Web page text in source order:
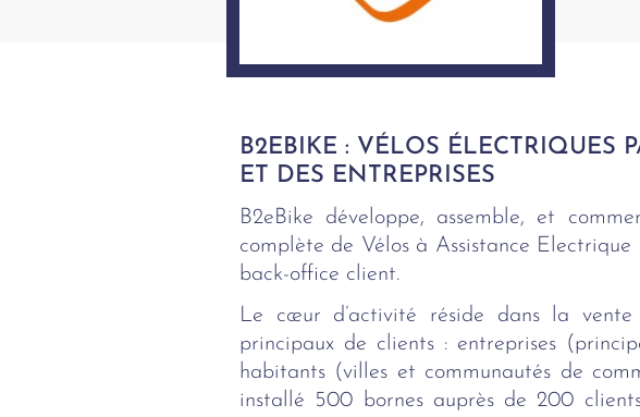
B2EBIKE : VÉLOS ÉLECTRIQUES
ET DES ENTREPRISES
B2eBike développe, assemble, et
complète de Vélos à Assistance
back-office client.
Le cœur d’activité réside dans la
principaux de clients : entreprises
habitants (villes et communautés de
installé 500 bornes auprès de 200